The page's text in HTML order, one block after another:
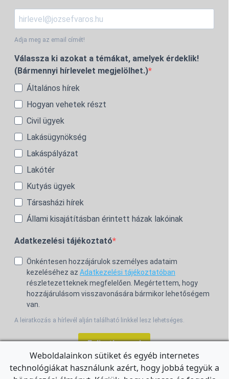
Adja meg az email címét!
Válassza ki azokat a témákat, amelyek érdeklik!
(Bármennyi hírlevelet megjelölhet.)
Általános hírek
Hogyan vehetek részt
Civil ügyek
Lakásügynökség
Lakáspályázat
Lakótér
Kutyás ügyek
Társasházi hírek
Állami kisajátításban érintett házak lakóinak
Adatkezelési tájékoztató
Önkéntesen hozzájárulok személyes adataim
kezeléséhez az Adatkezelési tájékoztatóban
részletezetteknek megfelelően. Megértettem, hogy
hozzájárulásom visszavonására bármikor lehetőségem
van.
A leiratkozás a hírlevél alján található linkkel lesz lehetséges.
Feliratkozom!
Weboldalainkon sütiket és egyéb internetes
technológiákat használunk azért, hogy jobbá tegyük a